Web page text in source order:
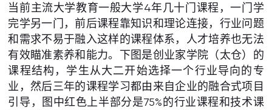
当前主流大学教育一般大学4年几十门课程，一门学
完学另一门，前后课程靠知识和理论连接，行业问题
和需求不易于融入这样的课程体系，人才培养也无法
有效瞄准素养和能力。下图是创业家学院（太仓）的
课程结构，学生从大二开始选择一个行业导向的专
业，然后三年的课程学习都由来自企业的融合式项目
引导，图中红色上半部分是75%的行业课程和技术课